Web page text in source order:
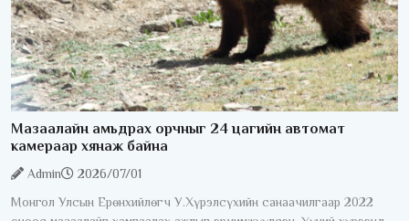
Мазаалайн амьдрах орчныг 24 цагийн автомат
камераар хянаж байна
Admin
2026/07/01
Монгол Улсын Ерөнхийлөгч У.Хүрэлсүхийн санаачилгаар 2022